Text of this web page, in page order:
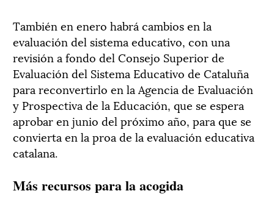
También en enero habrá cambios en la
evaluación del sistema educativo, con una
revisión a fondo del Consejo Superior de
Evaluación del Sistema Educativo de Cataluña
para reconvertirlo en la Agencia de Evaluación
y Prospectiva de la Educación, que se espera
aprobar en junio del próximo año, para que se
convierta en la proa de la evaluación educativa
catalana.
Más recursos para la acogida